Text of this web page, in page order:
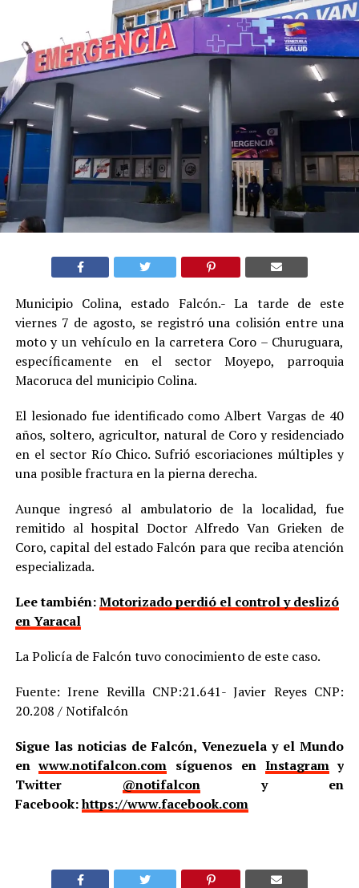
Municipio Colina, estado Falcón.- La tarde de este
viernes 7 de agosto, se registró una colisión entre una
moto y un vehículo en la carretera Coro – Churuguara,
específicamente en el sector Moyepo, parroquia
Macoruca del municipio Colina.
El lesionado fue identificado como Albert Vargas de 40
años, soltero, agricultor, natural de Coro y residenciado
en el sector Río Chico. Sufrió escoriaciones múltiples y
una posible fractura en la pierna derecha.
Aunque ingresó al ambulatorio de la localidad, fue
remitido al hospital Doctor Alfredo Van Grieken de
Coro, capital del estado Falcón para que reciba atención
especializada.
Lee también:Motorizado perdió el control y deslizó
en Yaracal
La Policía de Falcón tuvo conocimiento de este caso.
Fuente: Irene Revilla CNP:21.641- Javier Reyes CNP:
20.208 / Notifalcón
Sigue las noticias de Falcón, Venezuela y el Mundo
enwww.notifalcon.com síguenos en Instagramy
Twitter @notifalcony en
Facebook:https://www.facebook.com